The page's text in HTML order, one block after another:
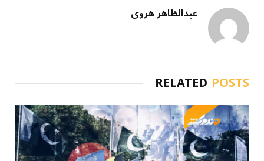
عبدالظاهر هروی
RELATED POSTS